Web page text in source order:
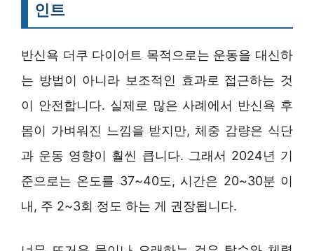
인트
반신욕 더쿠 다이어트 목적으로는 운동을 대신하
는 방법이 아니라 보조적인 효과로 접근하는 것
이 안전합니다. 실제로 많은 사례에서 반신욕 후
몸이 가벼워진 느낌을 받지만, 체중 감량은 식단
과 운동 영향이 훨씬 큽니다. 그래서 2024년 기
준으로는 온도를 37~40도, 시간은 20~30분 이
내, 주 2~3회 정도 하는 게 권장됩니다.